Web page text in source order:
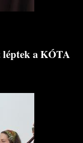
léptek a KÓTA